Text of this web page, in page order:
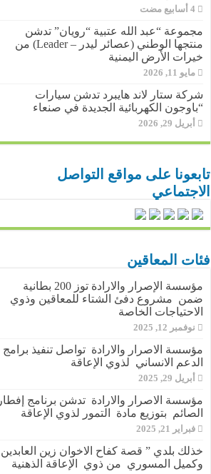
مجموعة “عبد الله عتبية “رويان” تدشن
منتجها الوطني (عصائر ليدر – Leader) من
خيرات الأرض اليمنية
مايو 11, 2026
شركة ستار لاند هايبرد تدشن سيارات
“باوجون الكهربائية الجديدة في صنعاء
أبريل 29, 2026
تابعونا على مواقع التواصل
الاجتماعي
فئات المعاقين
مؤسسة الإصرار والارادة توز 200 بطانية
ضمن مشروع دفئ الشتاء للمعاقين وذوي
الاحتياجات الخاصة
نوفمبر 12, 2025
مؤسسة الاصرار والارادة تواصل تنفيذ برامج
الدعم الانساني لذوي الإعاقة
أبريل 29, 2025
مؤسسة الاصرار والارادة تدشن برنامج إفطار
الصائم بتوزيع مادة التمور لذوي الإعاقة
فبراير 21, 2025
خذلك بلدي ” قصة كفاح الاخوان زين العابدين
وكميل المسوري من ذوي الإعاقة الذهنية